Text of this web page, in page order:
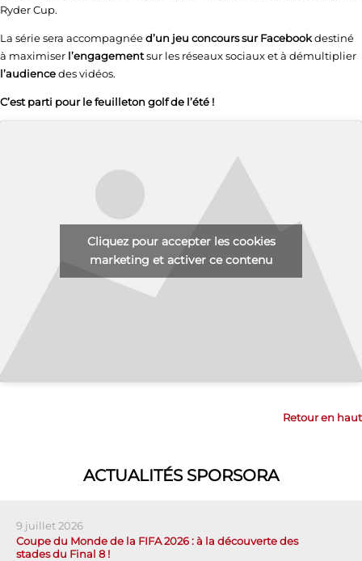
Ryder Cup.
La série sera accompagnéed’un jeu concours sur Facebookdestiné
à maximiser l’engagementsur les réseaux sociaux et à démultiplier
l’audiencedes vidéos.
C’est parti pour le feuilleton golf de l’été !
Cliquez pour accepter les cookies
marketing et activer ce contenu
Retour en haut
ACTUALITÉS SPORSORA
9 juillet 2026
Coupe du Monde de la FIFA 2026 : à la découverte des
stades du Final 8 !